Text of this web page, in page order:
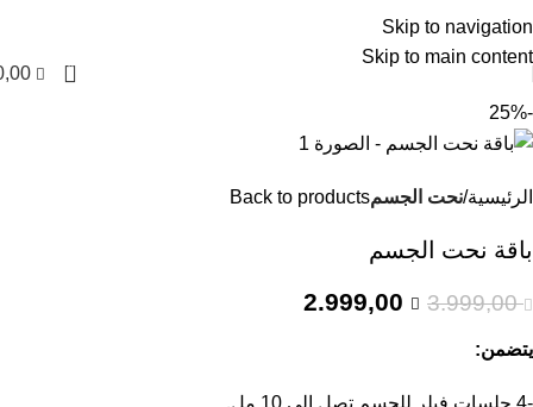
Skip to navigation
Skip to main content
العربية
0
-25%
الرئيسية نحت الجسمBack to products
باقة نحت الجسم
3.999,00
2.999,00
يتضمن: